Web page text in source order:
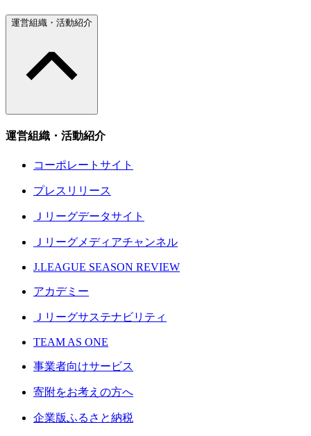
運営組織・活動紹介
運営組織・活動紹介
コーポレートサイト
プレスリリース
Ｊリーグデータサイト
Ｊリーグメディアチャンネル
J.LEAGUE SEASON REVIEW
アカデミー
Ｊリーグサステナビリティ
TEAM AS ONE
事業者向けサービス
寄附をお考えの方へ
企業版ふるさと納税